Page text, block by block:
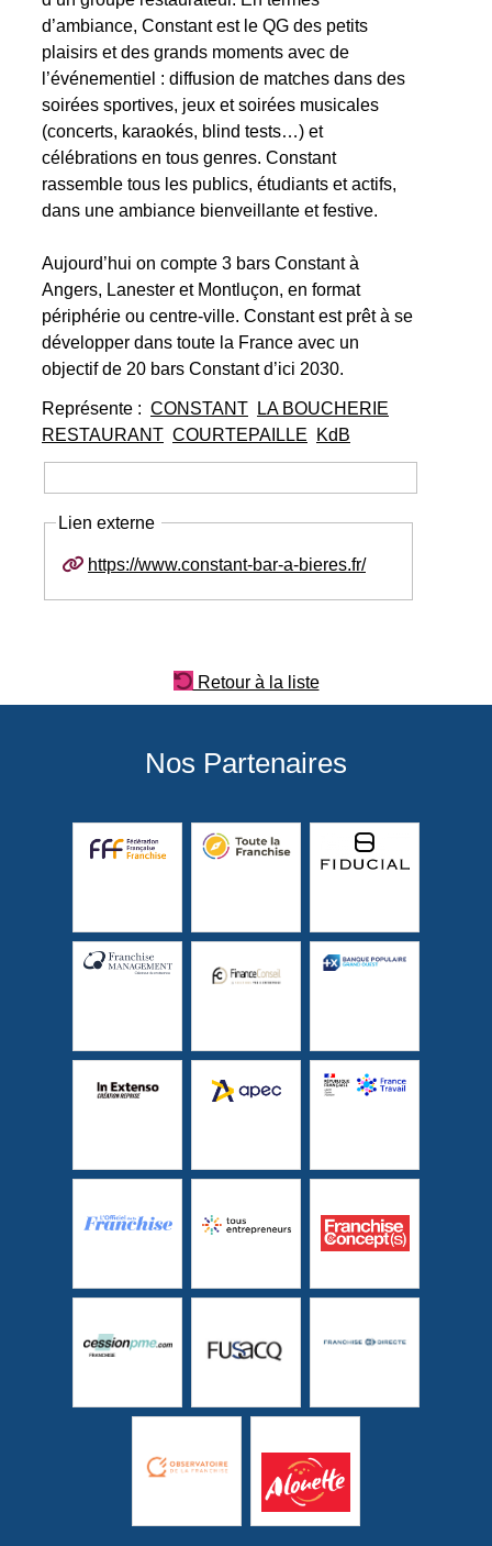
d’ambiance, Constant est le QG des petits
plaisirs et des grands moments avec de
l’événementiel : diffusion de matches dans des
soirées sportives, jeux et soirées musicales
(concerts, karaokés, blind tests…) et
célébrations en tous genres. Constant
rassemble tous les publics, étudiants et actifs,
dans une ambiance bienveillante et festive.
Aujourd’hui on compte 3 bars Constant à
Angers, Lanester et Montluçon, en format
périphérie ou centre-ville. Constant est prêt à se
développer dans toute la France avec un
objectif de 20 bars Constant d’ici 2030.
Représente : CONSTANT
LA BOUCHERIE
RESTAURANT COURTEPAILLE KdB
Lien externe
https://www.constant-bar-a-bieres.fr/
Retour à la liste
Nos Partenaires